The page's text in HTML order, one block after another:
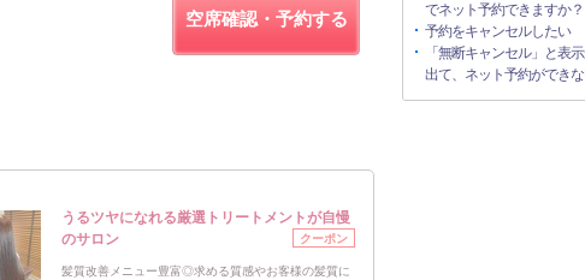
空席確認・予約する
うるツヤになれる厳選トリートメントが自慢
のサロン
クーポン
髪質改善メニュー豊富◎求める質感やお客様の髪質に
でネット予約できますか？
予約をキャンセルしたい
「無断キャンセル」と表
出て、ネット予約ができ